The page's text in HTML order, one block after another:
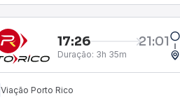
17:26 21:01
Duração: 3h 35m
Viação Porto Rico